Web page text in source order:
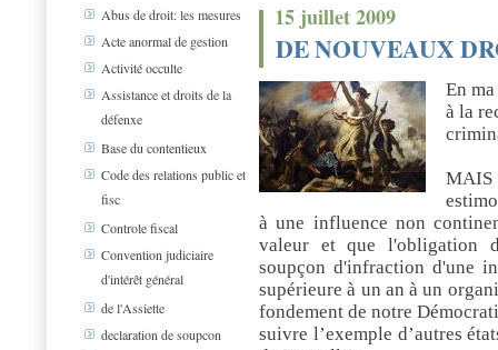
Abus de droit: les mesures
Acte anormal de gestion
Activité occulte
Assistance et droits de la
défenxe
Base du contentieux
Code des relations public et
fisc
Controle fiscal
Convention judiciaire
d'intérêt général
de l'Assiette
declaration de soupcon
15 juillet 2009
DE NOUVEAUX
En
à la
MAIS
à une influence non
valeur et que l'obligation
soupçon d'infraction d'une
supérieure à un an à un
fondement de notre
suivre l’exemple d’autres